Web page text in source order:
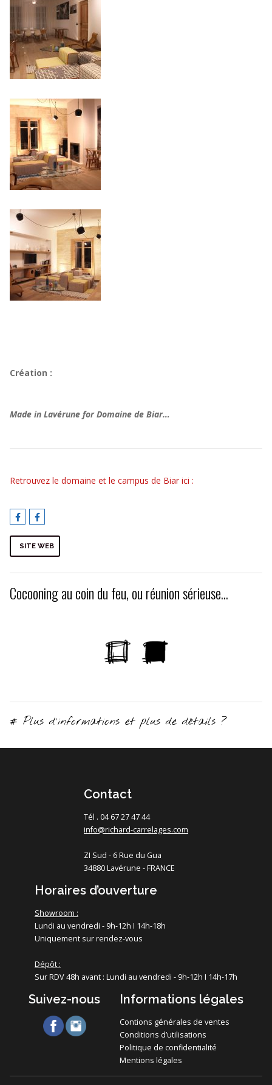
Création :
Made in Lavérune for Domaine de Biar…
Retrouvez le domaine et le campus de Biar ici :
SITE WEB
Cocooning au coin du feu, ou réunion sérieuse...
# Plus d'informations et plus de détails ?
Contact
Tél . 04 67 27 47 44
info@richard-carrelages.com
ZI Sud - 6 Rue du Gua
34880 Lavérune - FRANCE
Horaires d’ouverture
Showroom :
Lundi au vendredi - 9h-12h I 14h-18h
Uniquement sur rendez-vous
Dépôt :
Sur RDV 48h avant : Lundi au vendredi - 9h-12h I 14h-17h
Suivez-nous Informations légales
Contions générales de ventes
Conditions d’utilisations
Politique de confidentialité
Mentions légales